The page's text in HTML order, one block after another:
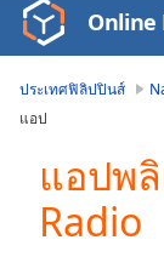
Video
Player
loading.
Skip
Backward
Online
ประเทศฟิลิปปินส์
แอป
แอปพ
Radio